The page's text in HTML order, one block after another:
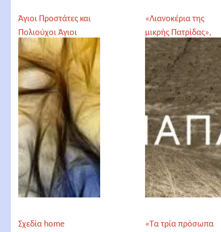
Άγιοι Προστάτες και
Πολιούχοι Άγιοι
«Λιανοκέρια της
μικρής Πατρίδας»,
Θοδωρής
Παπαθεοδώρου
Σχεδία home
«Τα τρία πρόσωπα